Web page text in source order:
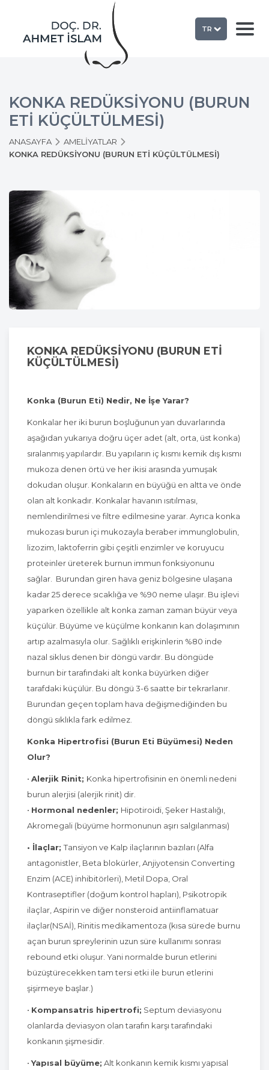
TR
KONKA REDÜKSİYONU (BURUN
ETİ KÜÇÜLTÜLMESİ)
ANASAYFA
AMELİYATLAR
KONKA REDÜKSİYONU (BURUN ETİ KÜÇÜLTÜLMESİ)
KONKA REDÜKSİYONU (BURUN ETİ
KÜÇÜLTÜLMESİ)
Konka (Burun Eti) Nedir, Ne İşe Yarar?
Konkalar her iki burun boşluğunun yan duvarlarında
aşağıdan yukarıya doğru üçer adet (alt, orta, üst konka)
sıralanmış yapılardır. Bu yapıların iç kısmı kemik dış kısmı
mukoza denen örtü ve her ikisi arasında yumuşak
dokudan oluşur. Konkaların en büyüğü en altta ve önde
olan alt konkadır. Konkalar havanın ısıtılması,
nemlendirilmesi ve filtre edilmesine yarar. Ayrıca konka
mukozası burun içi mukozayla beraber immunglobulin,
lizozim, laktoferrin gibi çeşitli enzimler ve koruyucu
proteinler üreterek burnun immun fonksiyonunu
sağlar. Burundan giren hava geniz bölgesine ulaşana
kadar 25 derece sıcaklığa ve %90 neme ulaşır. Bu işlevi
yaparken özellikle alt konka zaman zaman büyür veya
küçülür. Büyüme ve küçülme konkanın kan dolaşımının
artıp azalmasıyla olur. Sağlıklı erişkinlerin %80 inde
nazal siklus denen bir döngü vardır. Bu döngüde
burnun bir tarafındaki alt konka büyürken diğer
tarafdaki küçülür. Bu döngü 3-6 saatte bir tekrarlanır.
Burundan geçen toplam hava değişmediğinden bu
döngü sıklıkla fark edilmez.
Konka Hipertrofisi (Burun Eti Büyümesi) Neden
Olur?
• Alerjik Rinit; Konka hipertrofisinin en önemli nedeni
burun alerjisi (alerjik rinit) dir.
• Hormonal nedenler; Hipotiroidi, Şeker Hastalığı,
Akromegali (büyüme hormonunun aşırı salgılanması)
• İlaçlar;Tansiyon ve Kalp ilaçlarının bazıları (Alfa
antagonistler, Beta blokürler, Anjiyotensin Converting
Enzim (ACE) inhibitörleri), Metil Dopa, Oral
Kontraseptifler (doğum kontrol hapları), Psikotropik
ilaçlar, Aspirin ve diğer nonsteroid antiinflamatuar
ilaçlar(NSAİ), Rinitis medikamentoza (kısa sürede burnu
açan burun spreylerinin uzun süre kullanımı sonrası
rebound etki oluşur. Yani normalde burun etlerini
büzüştürecekken tam tersi etki ile burun etlerini
şişirmeye başlar.)
• Kompansatris hipertrofi; Septum deviasyonu
olanlarda deviasyon olan tarafın karşı tarafındaki
konkanın şişmesidir.
•Yapısal büyüme; Alt konkanın kemik kısmı yapısal